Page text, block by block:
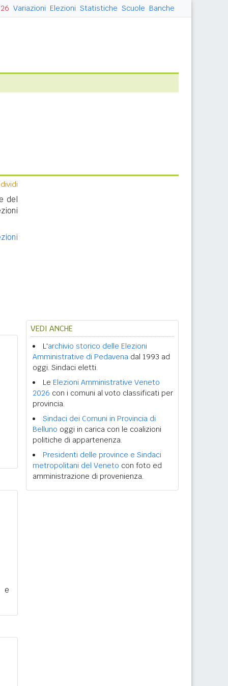
Variazioni Elezioni Statistiche Scuole Banche
del
e
VEDI ANCHE
L'archivio storico delle Elezioni
Amministrative di Pedavena dal 1993 ad
oggi. Sindaci eletti.
Le Elezioni Amministrative Veneto
2026 con i comuni al voto classificati per
provincia.
Sindaci dei Comuni in Provincia di
Belluno oggi in carica con le coalizioni
politiche di appartenenza.
Presidenti delle province e Sindaci
metropolitani del Veneto con foto ed
amministrazione di provenienza.